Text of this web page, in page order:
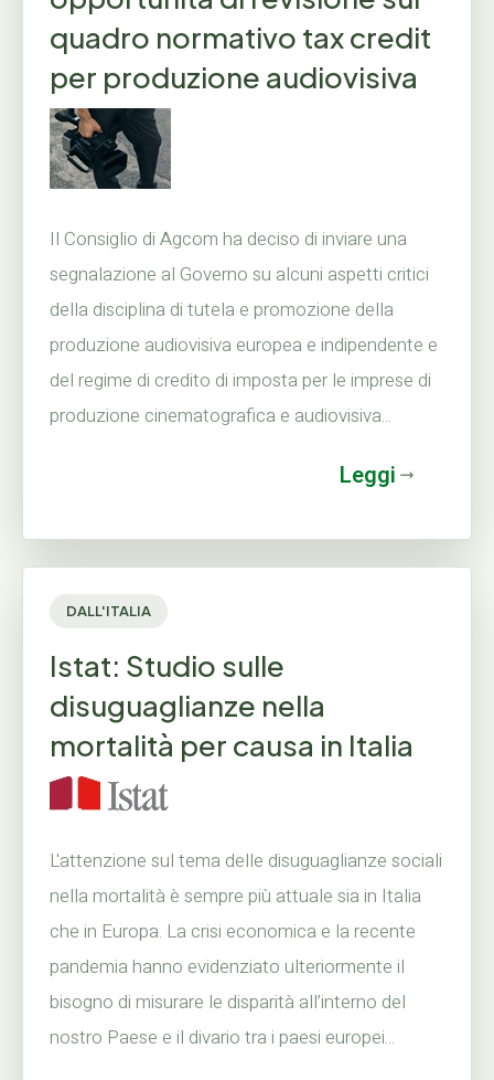
quadro normativo tax credit
per produzione audiovisiva
Il Consiglio di Agcom ha deciso di inviare una
segnalazione al Governo su alcuni aspetti critici
della disciplina di tutela e promozione della
produzione audiovisiva europea e indipendente e
del regime di credito di imposta per le imprese di
produzione cinematografica e audiovisiva...
Leggi
DALL'ITALIA
Istat: Studio sulle
disuguaglianze nella
mortalità per causa in Italia
L'attenzione sul tema delle disuguaglianze sociali
nella mortalità è sempre più attuale sia in Italia
che in Europa. La crisi economica e la recente
pandemia hanno evidenziato ulteriormente il
bisogno di misurare le disparità all’interno del
nostro Paese e il divario tra i paesi europei...